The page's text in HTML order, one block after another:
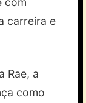
carreira e
Rae, a
como